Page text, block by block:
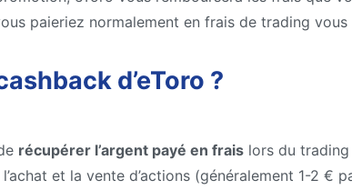
paieriez normalement en frais de trading
d’eToro ?
récupérer l’argent payé en frais lors du trading
et la vente d’actions (généralement 1-2 €